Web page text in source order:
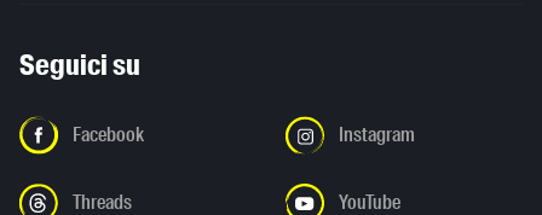
Seguici su
Facebook Instagram
Threads YouTube